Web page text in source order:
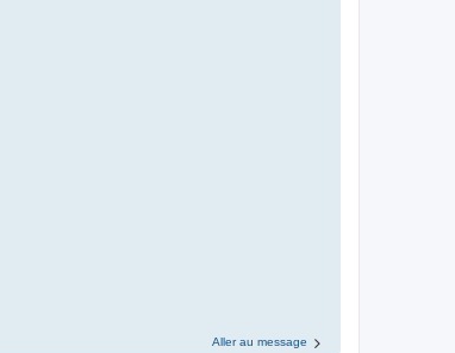
Aller au message